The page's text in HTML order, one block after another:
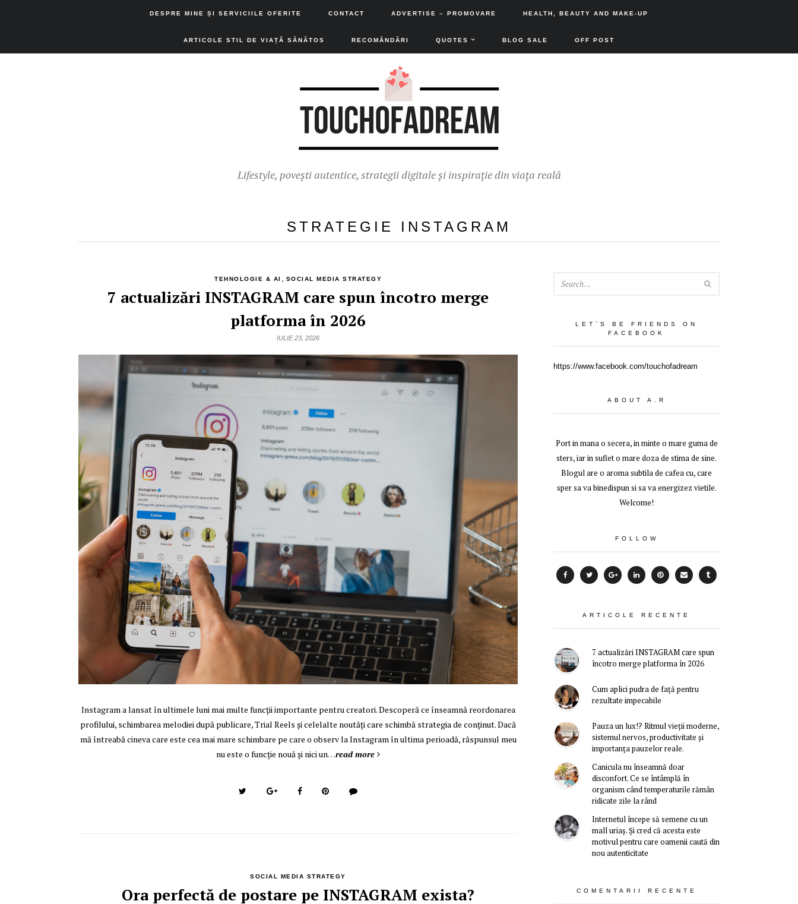
DESPRE MINE ȘI SERVICIILE OFERITE CONTACT ADVERTISE – PROMOVARE HEALTH, BEAUTY AND MAKE-UP
ARTICOLE STIL DE VIAȚĂ SĂNĂTOS RECOMĂNDĂRI QUOTES BLOG SALE OFF POST
Lifestyle, povești autentice, strategii digitale și inspirație din viața reală
STRATEGIE INSTAGRAM
TEHNOLOGIE & AI SOCIAL MEDIA STRATEGY
7 actualizări INSTAGRAM care spun încotro merge
platforma în 2026
IULIE 23, 2026
Instagram a lansat în ultimele luni mai multe funcții importante pentru creatori. Descoperă ce înseamnă reordonarea
profilului, schimbarea melodiei după publicare, Trial Reels și celelalte noutăți care schimbă strategia de conținut. Dacă
mă întreabă cineva care este cea mai mare schimbare pe care o observ la Instagram în ultima perioadă, răspunsul meu
nu este o funcție nouă și nici un…read more
SOCIAL MEDIA STRATEGY
Ora perfectă de postare pe INSTAGRAM exista?
LET`S BE FRIENDS ON
FACEBOOK
https://www.facebook.com/touchofadream
ABOUT A.R
Port in mana o secera, in minte o mare guma de
sters, iar in suflet o mare doza de stima de sine.
Blogul are o aroma subtila de cafea cu, care
sper sa va binedispun si sa va energizez vietile.
Welcome!
FOLLOW
ARTICOLE RECENTE
7 actualizări INSTAGRAM care spun
încotro merge platforma în 2026
Cum aplici pudra de față pentru
rezultate impecabile
Pauza un lux!? Ritmul vieții moderne,
sistemul nervos, productivitate și
importanța pauzelor reale.
Canicula nu înseamnă doar
disconfort. Ce se întâmplă în
organism când temperaturile rămân
ridicate zile la rând
Internetul începe să semene cu un
mall uriaș. Și cred că acesta este
motivul pentru care oamenii caută din
nou autenticitate
COMENTARII RECENTE